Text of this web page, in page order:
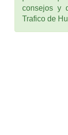
consejos y
Trafico de